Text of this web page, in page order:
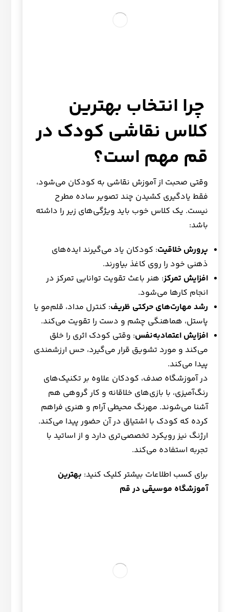
چرا انتخاب بهترین
کلاس نقاشی کودک در
قم مهم است؟
وقتی صحبت از آموزش نقاشی به کودکان می‌شود،
فقط یادگیری کشیدن چند تصویر ساده مطرح
نیست. یک کلاس خوب باید ویژگی‌های زیر را داشته
باشد:
پرورش خلاقیت: کودکان یاد می‌گیرند ایده‌های
ذهنی خود را روی کاغذ بیاورند.
افزایش تمرکز: هنر باعث تقویت توانایی تمرکز در
انجام کارها می‌شود.
رشد مهارت‌های حرکتی ظریف: کنترل مداد، قلم‌مو یا
پاستل، هماهنگی چشم و دست را تقویت می‌کند.
افزایش اعتمادبه‌نفس: وقتی کودک اثری را خلق
می‌کند و مورد تشویق قرار می‌گیرد، حس ارزشمندی
پیدا می‌کند.
در آموزشگاه صدف، کودکان علاوه بر تکنیک‌های
رنگ‌آمیزی، با بازی‌های خلاقانه و کار گروهی هم
آشنا می‌شوند. مهرنگ محیطی آرام و هنری فراهم
کرده که کودک با اشتیاق در آن حضور پیدا می‌کند.
ارژنگ نیز رویکرد تخصصی‌تری دارد و از اساتید با
تجربه استفاده می‌کند.
برای کسب اطلاعات بیشتر کلیک کنید: بهترین
آموزشگاه موسیقی در قم